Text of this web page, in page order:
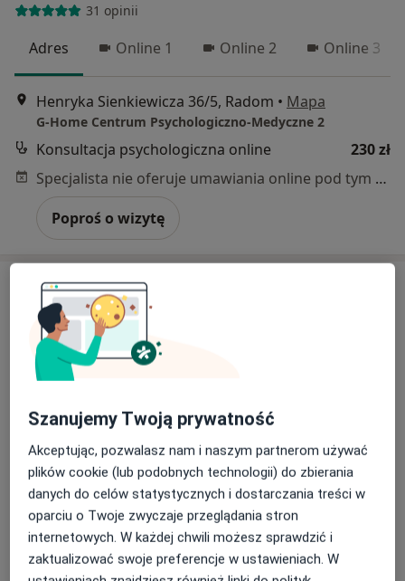
31 opinii
Adres Online 1 Online 2 Online 3
Henryka Sienkiewicza 36/5, Radom • Mapa
G-Home Centrum Psychologiczno-Medyczne 2
Konsultacja psychologiczna online
230 zł
Specjalista nie oferuje umawiania online pod tym adresem.
Poproś o wizytę
mgr Magdalena Galus
Psycholog, Psychoterapeuta· Więcej
11 opinii
Adres Online 1 Online 2
Henryka Sienkiewicza 36/5, Radom•Mapa
Szanujemy Twoją prywatność
Akceptując, pozwalasz nam i naszym partnerom używać
plików cookie (lub podobnych technologii) do zbierania
danych do celów statystycznych i dostarczania treści w
oparciu o Twoje zwyczaje przeglądania stron
internetowych. W każdej chwili możesz sprawdzić i
zaktualizować swoje preferencje w ustawieniach. W